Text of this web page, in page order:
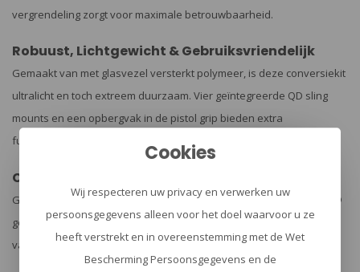
vergrendeling zorgt voor maximale betrouwbaarheid.
Robuust, Lichtgewicht & Gebruiksvriendelijk
Gemaakt van met glasvezel versterkt polymeer, is deze conversiekit
ultralicht en toch extreem duurzaam. Vier geïntegreerde QD sling
mounts en een opbergvak in de pistol grip bieden extra
functionaliteit. Eenvoudige montage zonder wapensmid.
Compatibiliteit & Extra’s
Geschikt voor standaard, bull barrel of gesilencede Ruger® 10/22®
geweren. De volledige 1913 MIL-STD picatinny rail maakt montage
van optiek en accessoires mogelijk.
Cookies
Wij respecteren uw privacy en verwerken uw
persoonsgegevens alleen voor het doel waarvoor u ze
heeft verstrekt en in overeenstemming met de Wet
Bescherming Persoonsgegevens en de